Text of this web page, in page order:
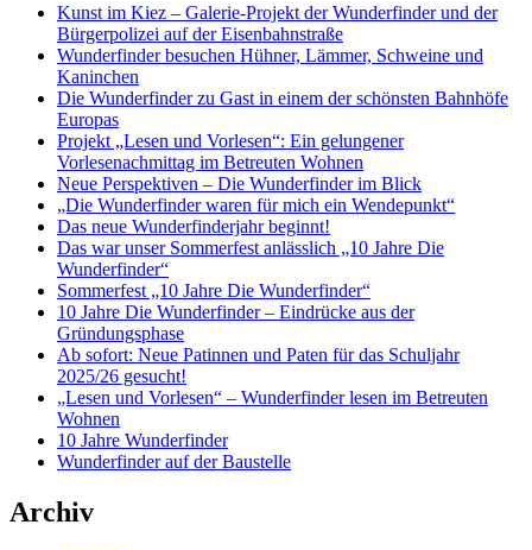
Kunst im Kiez – Galerie-Projekt der Wunderfinder und der
Bürgerpolizei auf der Eisenbahnstraße
Wunderfinder besuchen Hühner, Lämmer, Schweine und
Kaninchen
Die Wunderfinder zu Gast in einem der schönsten Bahnhöfe
Europas
Projekt „Lesen und Vorlesen“: Ein gelungener
Vorlesenachmittag im Betreuten Wohnen
Neue Perspektiven – Die Wunderfinder im Blick
„Die Wunderfinder waren für mich ein Wendepunkt“
Das neue Wunderfinderjahr beginnt!
Das war unser Sommerfest anlässlich „10 Jahre Die
Wunderfinder“
Sommerfest „10 Jahre Die Wunderfinder“
10 Jahre Die Wunderfinder – Eindrücke aus der
Gründungsphase
Ab sofort: Neue Patinnen und Paten für das Schuljahr
2025/26 gesucht!
„Lesen und Vorlesen“ – Wunderfinder lesen im Betreuten
Wohnen
10 Jahre Wunderfinder
Wunderfinder auf der Baustelle
Archiv